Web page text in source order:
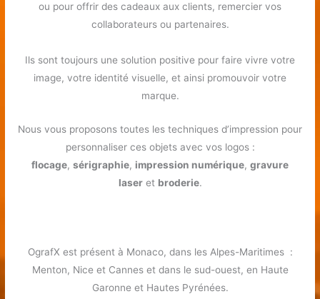
ou pour offrir des cadeaux aux clients, remercier vos
collaborateurs ou partenaires.
Ils sont toujours une solution positive pour faire vivre votre
image, votre identité visuelle, et ainsi promouvoir votre
marque.
Nous vous proposons toutes les techniques d’impression pour
personnaliser ces objets avec vos logos :
flocage, sérigraphie, impression numérique, gravure
laseret broderie.
OgrafX est présent à Monaco, dans les Alpes-Maritimes :
Menton, Nice et Cannes et dans le sud-ouest, en Haute
Garonne et Hautes Pyrénées.